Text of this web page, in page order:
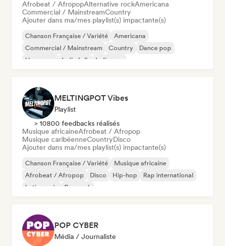
Afrobeat / AfropopAlternative rockAmericana
Commercial / MainstreamCountry
Ajouter dans ma/mes playlist(s) impactante(s)
Chanson Française / Variété
Americana
Commercial / Mainstream
Country
Dance pop
Hyperpop
Indie folk Indie pop
MELTINGPOT Vibes
Playlist
> 10800 feedbacks réalisés
Musique africaineAfrobeat / Afropop
Musique caribéenneCountryDisco
Ajouter dans ma/mes playlist(s) impactante(s)
Chanson Française / Variété
Musique africaine
Afrobeat / Afropop
Disco Hip-hop
Rap international
Latin music
Pop rock
POP CYBER
Média / Journaliste